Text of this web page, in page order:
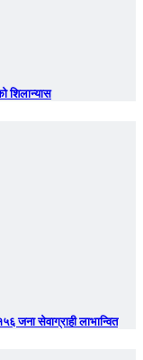
शिलान्यास
जना सेवाग्राही लाभान्वित